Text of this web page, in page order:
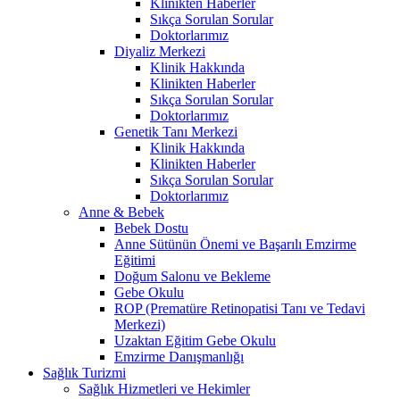
Sıkça Sorulan Sorular
Doktorlarımız
Diyaliz Merkezi
Klinik Hakkında
Klinikten Haberler
Sıkça Sorulan Sorular
Doktorlarımız
Genetik Tanı Merkezi
Klinik Hakkında
Klinikten Haberler
Sıkça Sorulan Sorular
Doktorlarımız
Anne & Bebek
Bebek Dostu
Anne Sütünün Önemi ve Başarılı Emzirme
Eğitimi
Doğum Salonu ve Bekleme
Gebe Okulu
ROP (Prematüre Retinopatisi Tanı ve Tedavi
Merkezi)
Uzaktan Eğitim Gebe Okulu
Emzirme Danışmanlığı
Sağlık Turizmi
Sağlık Hizmetleri ve Hekimler